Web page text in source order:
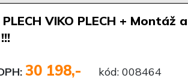
VIKO PLECH + Montáž a
30 198,- kód: 008464